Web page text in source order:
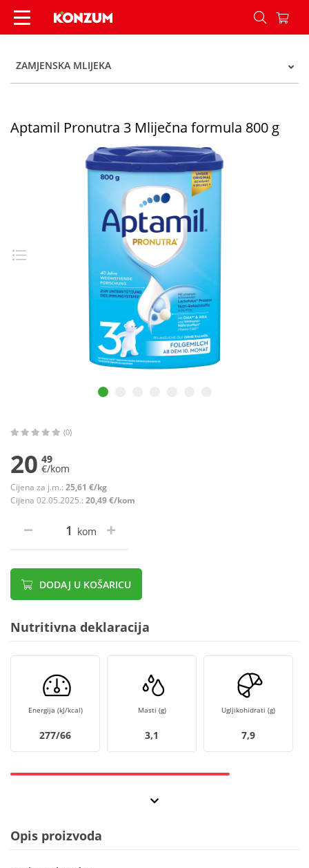
Aptamil Pronutra 3 Mliječna formula 800 g -
ZAMJENSKA MLIJEKA
Aptamil Pronutra 3 Mliječna formula 800 g
(0)
20 49
€/kom
Cijena za j.m.: 25,61 €/kg
Cijena 02.05.2025.: 20,49 €/kom
kom
DODAJ U KOŠARICU
Nutritivna deklaracija
Energija (kJ/kcal)
277/66
Masti (g)
3,1
Ugljikohidrati (g)
7,9
Opis proizvoda